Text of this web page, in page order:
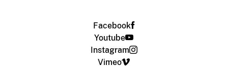
Facebook
Youtube
Instagram
Vimeo